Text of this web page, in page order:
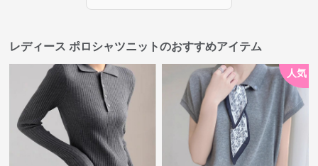
レディース ポロシャツニットのおすすめアイテム
人気